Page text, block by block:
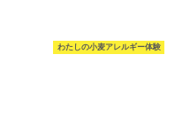
わたしの小麦アレルギー体験